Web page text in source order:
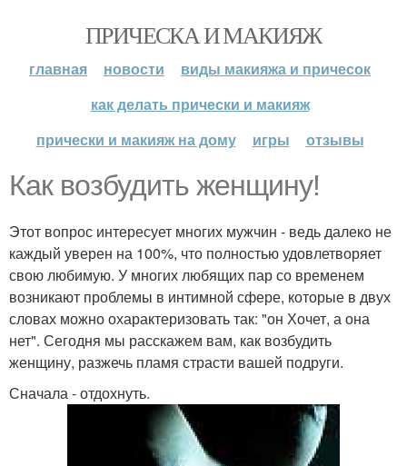
ПРИЧЕСКА И МАКИЯЖ
главная новости
виды макияжа и причесок
как делать прически и макияж
прически и макияж на дому
игры отзывы
Как возбудить женщину!
Этот вопрос интересует многих мужчин - ведь далеко не
каждый уверен на 100%, что полностью удовлетворяет
свою любимую. У многих любящих пар со временем
возникают проблемы в интимной сфере, которые в двух
словах можно охарактеризовать так: "он Хочет, а она
нет". Сегодня мы расскажем вам, как возбудить
женщину, разжечь пламя страсти вашей подруги.
Сначала - отдохнуть.